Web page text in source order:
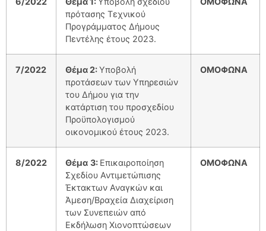
πρότασης Τεχνικού
Προγράμματος Δήμους
Πεντέλης έτους 2023.
7/2022 Θέμα 2:Υποβολή
προτάσεων των Υπηρεσιών
του Δήμου για την
κατάρτιση του προσχεδίου
Προϋπολογισμού
οικονομικού έτους 2023.
ΟΜΟΦΩΝΑ
8/2022 Θέμα 3: Επικαιροποίηση
Σχεδίου Αντιμετώπισης
Έκτακτων Αναγκών και
Άμεση/Βραχεία Διαχείριση
των Συνεπειών από
Εκδήλωση Χιονοπτώσεων
ΟΜΟΦΩΝΑ